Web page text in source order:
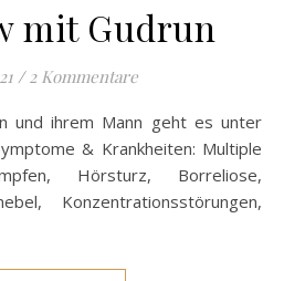
mit Gudrun
/ 2 Kommentare
& Krankheiten: Multiple
Hörsturz, Borreliose,
Konzentrationsstörungen,